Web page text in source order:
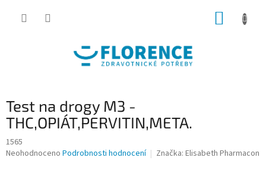
Test na drogy M3 -
THC,OPIÁT,PERVITIN,META.
1565
Průměrné
Neohodnoceno Podrobnosti hodnocení Značka: Elisabeth Pharmacon